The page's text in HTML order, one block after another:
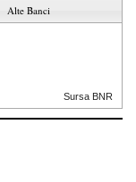
Alte Banci
Sursa BNR